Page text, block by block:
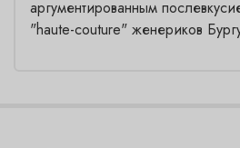
аргументированным
"haute-couture" женериков